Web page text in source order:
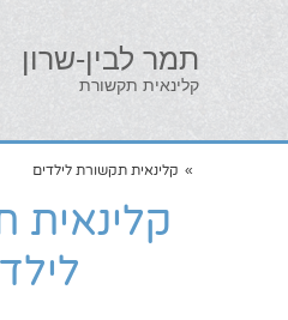
תמר לבין-שרון
קלינאית תקשורת
» קלינאית תקשורת לילדים
קלינאית